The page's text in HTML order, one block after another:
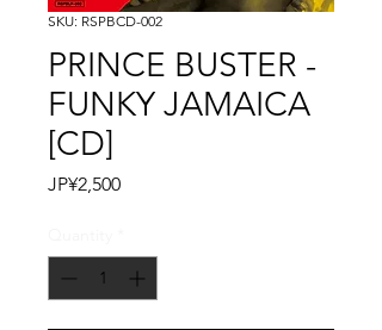
SKU: RSPBCD-002
PRINCE BUSTER -
FUNKY JAMAICA
[CD]
JP¥2,500Price